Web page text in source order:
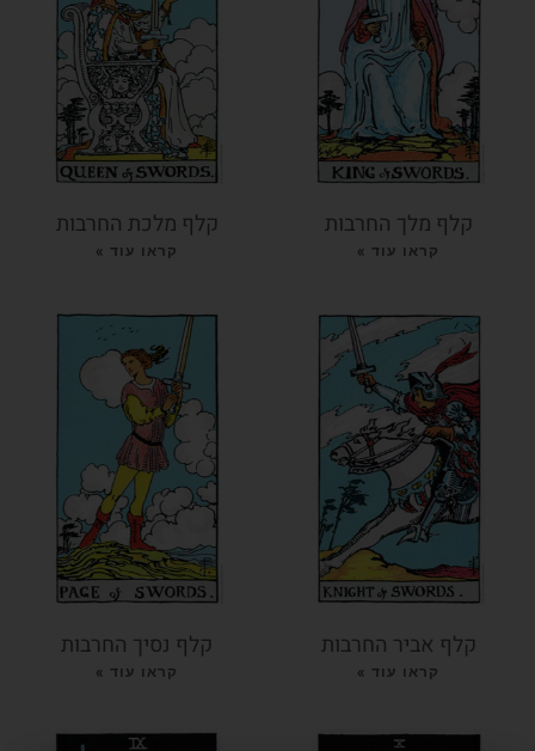
קלף מלך החרבות
קראו עוד »
קלף מלכת החרבות
קראו עוד »
קלף אביר החרבות
קראו עוד »
קלף נסיך החרבות
קראו עוד »